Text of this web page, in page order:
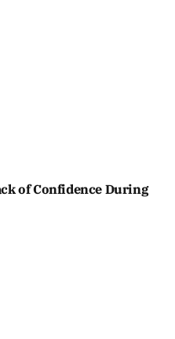
of Confidence During